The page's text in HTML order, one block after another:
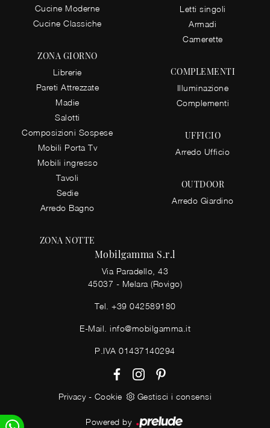
Cucine Moderne
Cucine Classiche
ZONA GIORNO
Librerie
Pareti Attrezzate
Madie
Salotti
Composizioni Sospese
Mobili Porta Tv
Mobili ingresso
Tavoli
Sedie
Arredo Bagno
ZONA NOTTE
Letti singoli
Armadi
Camerette
COMPLEMENTI
Illuminazione
Complementi
UFFICIO
Arredo Ufficio
OUTDOOR
Arredo Giardino
Mobilgamma S.r.l
Via Paradello, 43
45037 - Melara (Rovigo)
Tel. +39 042589180
E-Mail. info@mobilgamma.it
P.IVA 01437140294
Privacy- Cookie Gestisci i consensi
Powered by